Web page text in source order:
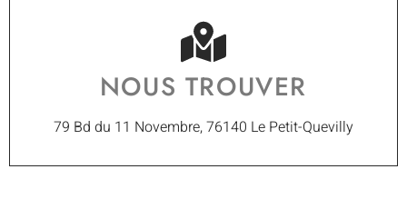
NOUS TROUVER
79 Bd du 11 Novembre, 76140 Le Petit-Quevilly